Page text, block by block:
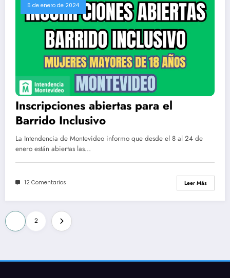
5 de enero de 2024
Inscripciones abiertas para el
Barrido Inclusivo
La Intendencia de Montevideo informo que desde el 8 al 24 de
enero están abiertas las…
12 Comentarios Leer Más
Paginación
de
2